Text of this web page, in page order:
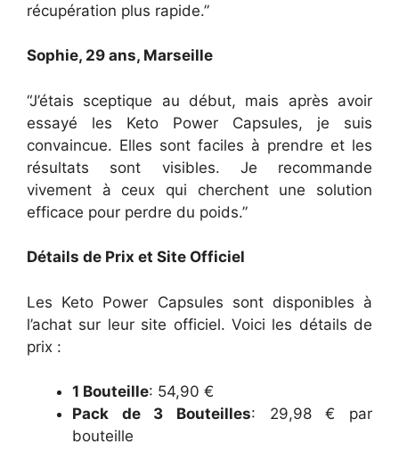
récupération plus rapide.”
Sophie, 29 ans, Marseille
“J’étais sceptique au début, mais après avoir
essayé les Keto Power Capsules, je suis
convaincue. Elles sont faciles à prendre et les
résultats sont visibles. Je recommande
vivement à ceux qui cherchent une solution
efficace pour perdre du poids.”
Détails de Prix et Site Officiel
Les Keto Power Capsules sont disponibles à
l’achat sur leur site officiel. Voici les détails de
prix :
1 Bouteille: 54,90 €
Pack de 3 Bouteilles: 29,98 € par
bouteille